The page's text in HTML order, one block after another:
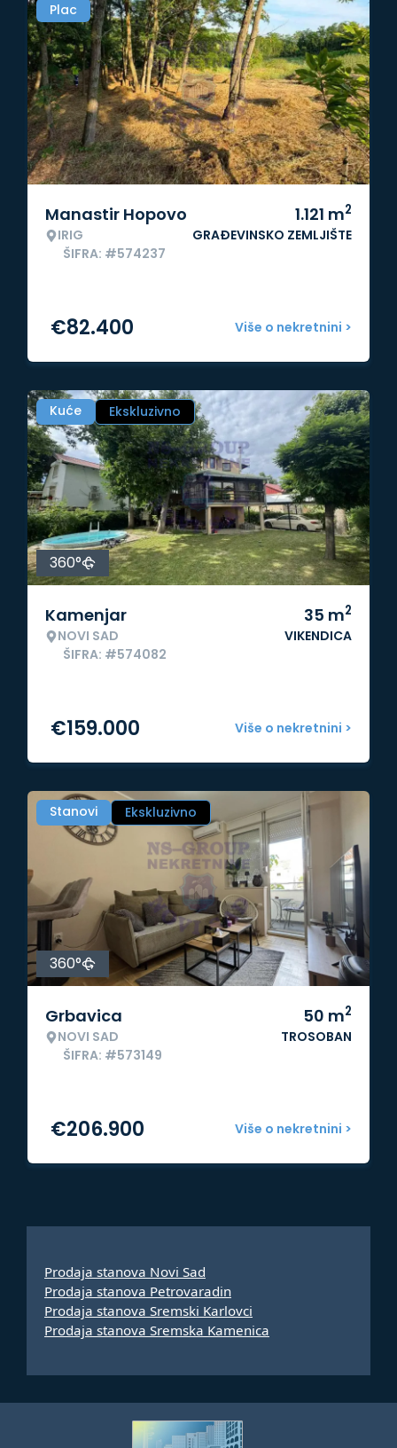
Plac
Manastir Hopovo
IRIG
ŠIFRA: #574237
1.121 m2
GRAĐEVINSKO ZEMLJIŠTE
Više o nekretnini >
€82.400
Kuće Ekskluzivno
360°
Kamenjar
NOVI SAD
ŠIFRA: #574082
35 m2
VIKENDICA
Više o nekretnini >
€159.000
Stanovi Ekskluzivno
360°
Grbavica
NOVI SAD
ŠIFRA: #573149
50 m2
TROSOBAN
Više o nekretnini >
€206.900
Prodaja stanova Novi Sad
Prodaja stanova Petrovaradin
Prodaja stanova Sremski Karlovci
Prodaja stanova Sremska Kamenica